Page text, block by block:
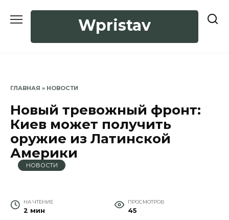
Wpristav
ГЛАВНАЯ » НОВОСТИ
Новый тревожный фронт:
Киев может получить
оружие из Латинской
Америки
НОВОСТИ
НА ЧТЕНИЕ
2 мин
ПРОСМОТРОВ
45